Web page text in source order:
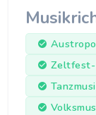
Zeltfest-